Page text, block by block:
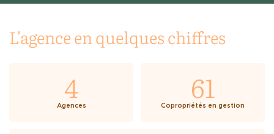
L'agence en quelques chiffres
4
Agences
61
Copropriétés en gestion